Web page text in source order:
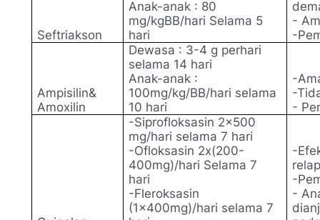
Seftriakson
Anak-anak : 80
mg/kgBB/hari Selama 5
hari
-
-
Ampisilin&
Amoxilin
Dewasa : 3-4 g perhari
selama 14 hari
Anak-anak :
100mg/kg/BB/hari selama
10 hari
-
-
-
-Siprofloksasin 2x500
mg/hari selama 7 hari
-Ofloksasin 2x(200-
400mg)/hari Selama 7
hari
-Fleroksasin
(1x400mg)/hari selama 7
-
-
-